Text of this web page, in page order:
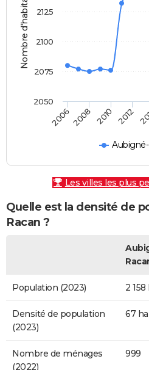
Nombre d'habitants
20062008 2010 2012
2050
2075
2100
2125
Les villes les plus
Quelle est la densité de
Racan ?
Population (2023) 2 158
Densité de population
(2023)
67
Nombre de ménages
(2022)
999